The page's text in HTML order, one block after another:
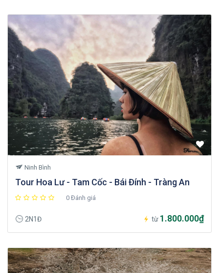
Ninh Bình
Tour Hoa Lư - Tam Cốc - Bái Đính - Tràng An
0 Đánh giá
2N1Đ từ 1.800.000₫